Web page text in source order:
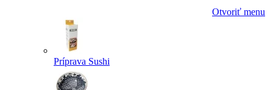
Otvoriť menu
Príprava Sushi